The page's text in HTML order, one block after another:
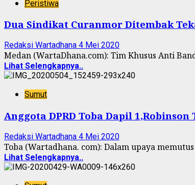
Peristiwa
Dua Sindikat Curanmor Ditembak
Redaksi Wartadhana 4 Mei 2020
Medan (WartaDhana.com): Tim Khusus Anti
Lihat Selengkapnya..
Sumut
Anggota DPRD Toba Dapil
Redaksi Wartadhana 4 Mei 2020
Toba (Wartadhana. com): Dalam upaya
Lihat Selengkapnya..